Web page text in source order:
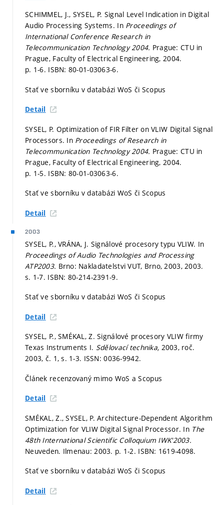
SCHIMMEL, J., SYSEL, P. Signal Level Indication in Digital
Audio Processing Systems. In Proceedings of
International Conference Research in
Telecommunication Technology 2004. Prague: CTU in
Prague, Faculty of Electrical Engineering, 2004.
p. 1-6. ISBN: 80-01-03063-6.
Stať ve sborníku v databázi WoS či Scopus
Detail
SYSEL, P. Optimization of FIR Filter on VLIW Digital Signal
Processors. In Proceedings of Research in
Telecommunication Technology 2004. Prague: CTU in
Prague, Faculty of Electrical Engineering, 2004.
p. 1-5. ISBN: 80-01-03063-6.
Stať ve sborníku v databázi WoS či Scopus
Detail
2003
SYSEL, P., VRÁNA, J. Signálové procesory typu VLIW. In
Proceedings of Audio Technologies and Processing
ATP2003. Brno: Nakladatelstvi VUT, Brno, 2003, 2003.
s. 1-7. ISBN: 80-214-2391-9.
Stať ve sborníku v databázi WoS či Scopus
Detail
SYSEL, P., SMÉKAL, Z. Signálové procesory VLIW firmy
Texas Instruments I. Sdělovací technika, 2003, roč.
2003, č. 1,s. 1-3. ISSN: 0036-9942.
Článek recenzovaný mimo WoS a Scopus
Detail
SMÉKAL, Z., SYSEL, P. Architecture-Dependent Algorithm
Optimization for VLIW Digital Signal Processor. In The
48th International Scientific Colloquium IWK'2003.
Neuveden. Ilmenau: 2003. p. 1-2. ISBN: 1619-4098.
Stať ve sborníku v databázi WoS či Scopus
Detail